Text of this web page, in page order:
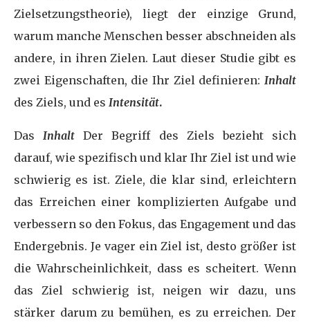
Zielsetzungstheorie), liegt der einzige Grund,
warum manche Menschen besser abschneiden als
andere, in ihren Zielen. Laut dieser Studie gibt es
zwei Eigenschaften, die Ihr Ziel definieren: Inhalt
des Ziels, und es Intensität.
DasInhalt Der Begriff des Ziels bezieht sich
darauf, wie spezifisch und klar Ihr Ziel ist und wie
schwierig es ist. Ziele, die klar sind, erleichtern
das Erreichen einer komplizierten Aufgabe und
verbessern so den Fokus, das Engagement und das
Endergebnis. Je vager ein Ziel ist, desto größer ist
die Wahrscheinlichkeit, dass es scheitert. Wenn
das Ziel schwierig ist, neigen wir dazu, uns
stärker darum zu bemühen, es zu erreichen. Der